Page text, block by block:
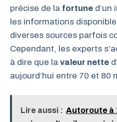
précise de la fortune d’un
les informations
diverses sources parfois
Cependant, les experts
à dire que la valeur nette
aujourd’hui entre 70 et 80
Lire aussi : Autoroute à